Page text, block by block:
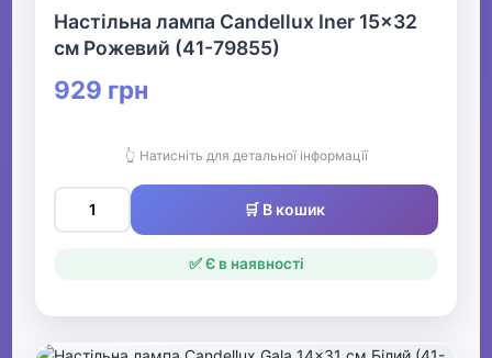
Настільна лампа Candellux Iner 15x32
см Рожевий (41-79855)
929 грн
👆 Натисніть для детальної інформації
🛒 В кошик
✅ Є в наявності